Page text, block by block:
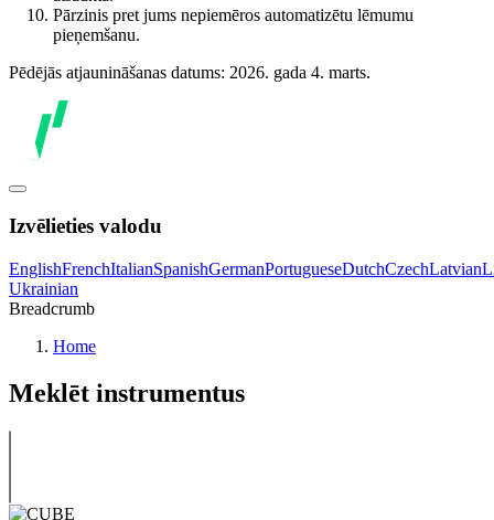
Pārzinis pret jums nepiemēros automatizētu lēmumu
pieņemšanu.
Pēdējās atjaunināšanas datums: 2026. gada 4. marts.
Izvēlieties valodu
EnglishFrenchItalianSpanishGermanPortugueseDutchCzechLatvian
Ukrainian
Breadcrumb
Home
Meklēt instrumentus